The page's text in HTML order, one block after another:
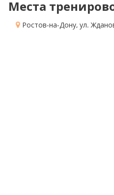
Места
Ростов-на-Дону, ул.